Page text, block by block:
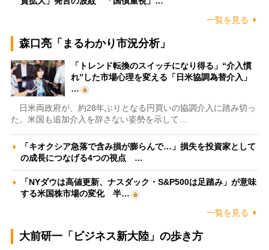
一覧を見る
森口亮「まるわかり市況分析」
「トレンド転換のスイッチになり得る」“介入慣
れ”した市場心理を変える「日米協調為替介入」
…
日米両政府が、約28年ぶりとなる円買いの協調介入に踏み切っ
た。米国も追加介入を辞さない姿勢を示して…
「キオクシア急落で含み損が膨らんで…」損失を投資家として
の成長につなげる4つの視点 …
「NYダウは高値更新、ナスダック・S&P500は足踏み」が意味
する米国株市場の変化 半…
一覧を見る
大前研一「ビジネス新大陸」の歩き方